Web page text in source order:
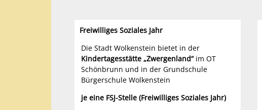
Freiwilliges Soziales Jahr
Die Stadt Wolkenstein bietet in der
Kindertagesstätte „Zwergenland“im OT
Schönbrunn und in der Grundschule
Bürgerschule Wolkenstein
je eine FSJ-Stelle (Freiwilliges Soziales Jahr)